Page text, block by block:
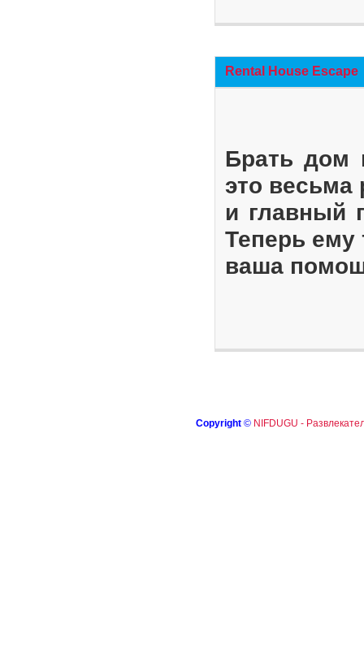
Rental House Escape
Брать дом
это весьма
и главный
Теперь ему
ваша
Copyright © NIFDUGU -